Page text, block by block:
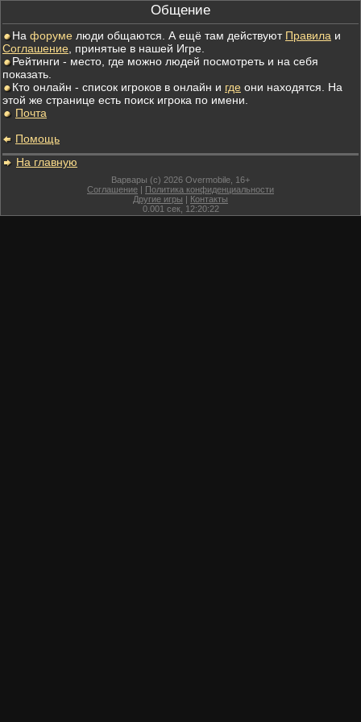
Общение
На форуме люди общаются. А ещё там действуют Правила и
Соглашение , принятые в нашей Игре.
Рейтинги - место, где можно людей посмотреть и на себя
показать.
Кто онлайн - список игроков в онлайн и где они находятся. На
этой же странице есть поиск игрока по имени.
Почта
Помощь
На главную
Варвары (c) 2026 Overmobile, 16+
Соглашение | Политика конфиденциальности
Другие игры | Контакты
0.001 сек, 12:20:22